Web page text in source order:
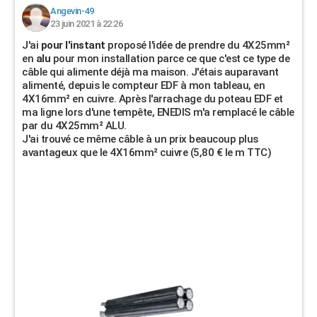
Angevin-49
23 juin 2021 à 22:26
J'ai pour l'instant proposé l'idée de prendre du 4X25mm²
en alu pour mon installation parce ce que c'est ce type de
câble qui alimente déjà ma maison. J'étais auparavant
alimenté, depuis le compteur EDF à mon tableau, en
4X16mm² en cuivre. Après l'arrachage du poteau EDF et
ma ligne lors d'une tempête, ENEDIS m'a remplacé le câble
par du 4X25mm² ALU.
J'ai trouvé ce même câble à un prix beaucoup plus
avantageux que le 4X16mm² cuivre (5,80 € le m TTC)